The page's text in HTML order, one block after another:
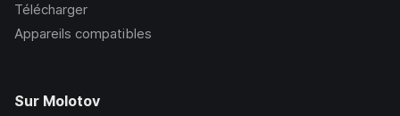
Télécharger
Appareils compatibles
Sur Molotov